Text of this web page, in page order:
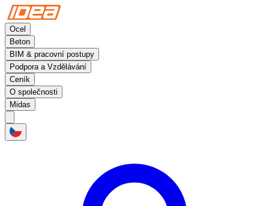
Ocel
Beton
BIM & pracovní postupy
Podpora a Vzdělávání
Ceník
O společnosti
Midas